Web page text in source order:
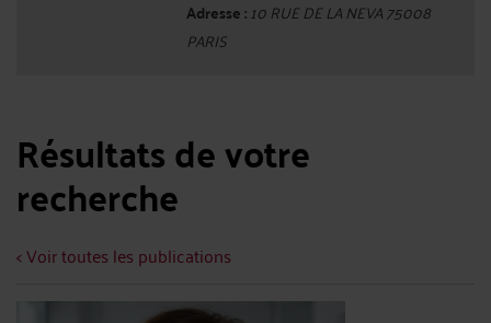
Adresse :10 RUE DE LA NEVA 75008
PARIS
Résultats de votre
recherche
< Voir toutes les publications